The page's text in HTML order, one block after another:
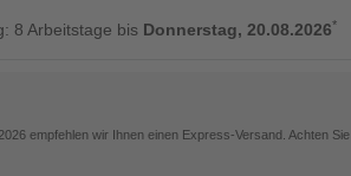
8 Arbeitstage bis Donnerstag, 20.08.2026*
empfehlen wir Ihnen einen Express-Versand. Achten